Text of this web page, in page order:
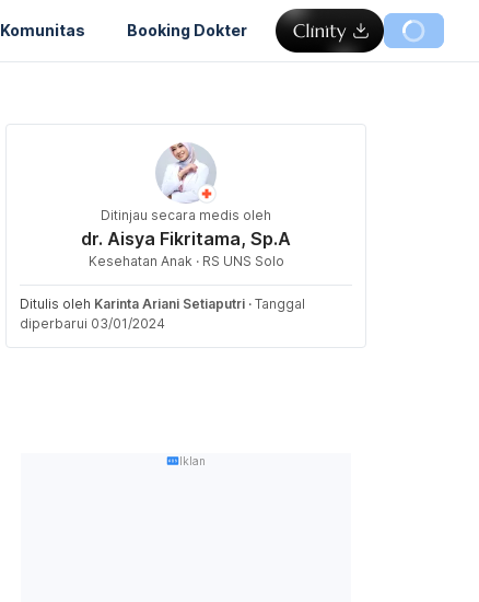
Komunitas Booking Dokter
Ditinjau secara medis oleh
dr. Aisya Fikritama, Sp.A
Kesehatan Anak · RS UNS Solo
Ditulis oleh Karinta Ariani Setiaputri · Tanggal
diperbarui 03/01/2024
Iklan